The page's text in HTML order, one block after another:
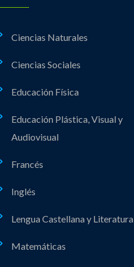
Ciencias Naturales
Ciencias Sociales
Educación Física
Educación Plástica, Visual y
Audiovisual
Francés
Inglés
Lengua Castellana y Literatura
Matemáticas